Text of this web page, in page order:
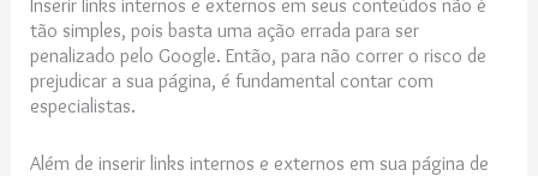
Inserir links internos e externos em seus conteúdos não é
tão simples, pois basta uma ação errada para ser
penalizado pelo Google. Então, para não correr o risco de
prejudicar a sua página, é fundamental contar com
especialistas.
Além de inserir links internos e externos em sua página de